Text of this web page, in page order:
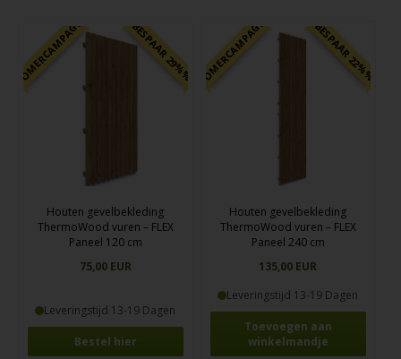
BESPAAR 29%%
ZOMERCAMPAGNE
Houten gevelbekleding
ThermoWood vuren – FLEX
Paneel 120 cm
75,00 EUR
Leveringstijd 13-19 Dagen
Bestel hier
BESPAAR 22%%
ZOMERCAMPAGNE
Houten gevelbekleding
ThermoWood vuren – FLEX
Paneel 240 cm
135,00 EUR
Leveringstijd 13-19 Dagen